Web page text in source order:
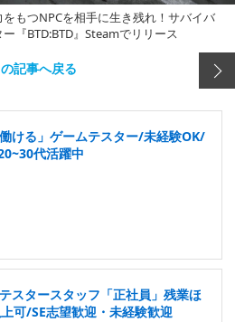
もつNPCを相手に生き残れ！サバイバ
『BTD:BTD』Steamでリリース
の記事へ戻る
ける」ゲームテスター/未経験OK/
代活躍中
スタースタッフ「正社員」残業ほ
可/SE志望歓迎・未経験歓迎